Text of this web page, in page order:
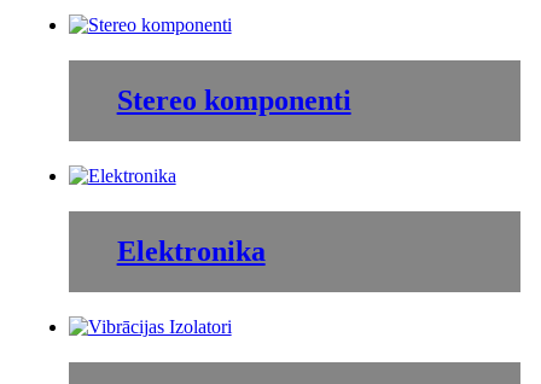
Stereo komponenti
Elektronika